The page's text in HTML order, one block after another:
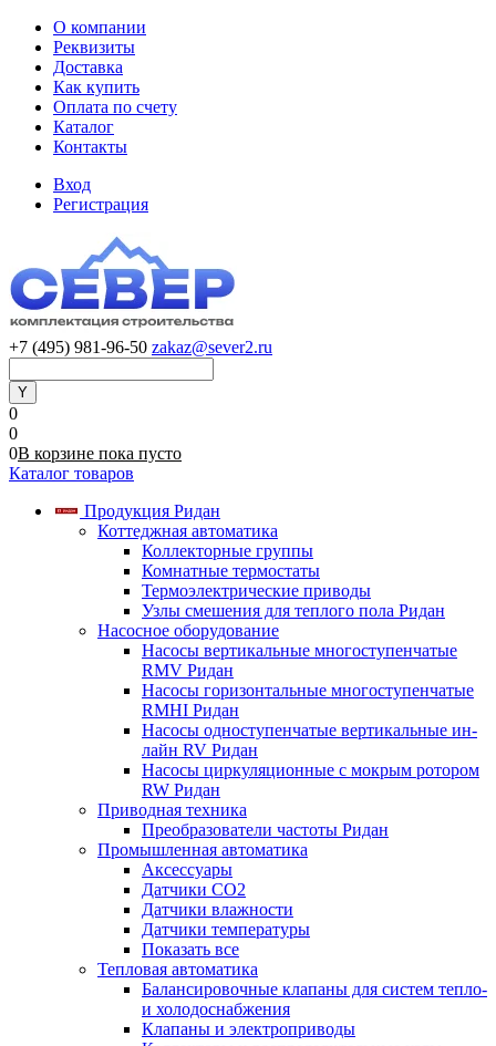
О компании
Реквизиты
Доставка
Как купить
Оплата по счету
Каталог
Контакты
Вход
Регистрация
+7 (495) 981-96-50 zakaz@sever2.ru
0
0
0В корзине пока пусто
Каталог товаров
Продукция Ридан
Коттеджная автоматика
Коллекторные группы
Комнатные термостаты
Термоэлектрические приводы
Узлы смешения для теплого пола Ридан
Насосное оборудование
Насосы вертикальные многоступенчатые
RMV Ридан
Насосы горизонтальные многоступенчатые
RMHI Ридан
Насосы одноступенчатые вертикальные ин-
лайн RV Ридан
Насосы циркуляционные с мокрым ротором
RW Ридан
Приводная техника
Преобразователи частоты Ридан
Промышленная автоматика
Аксессуары
Датчики CO2
Датчики влажности
Датчики температуры
Показать все
Тепловая автоматика
Балансировочные клапаны для систем тепло-
и холодоснабжения
Клапаны и электроприводы